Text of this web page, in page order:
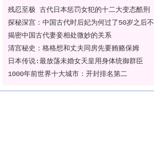
残忍至极 古代日本惩罚女犯的十二大变态酷刑
探秘深宫：中国古代时后妃为何过了50岁之后不
揭密中国古代妻妾相处微妙的关系
清宫秘史：格格想和丈夫同房先要贿赂保姆
日本传说:最放荡未婚女天皇用身体统御群臣
1000年前世界十大城市：开封排名第二